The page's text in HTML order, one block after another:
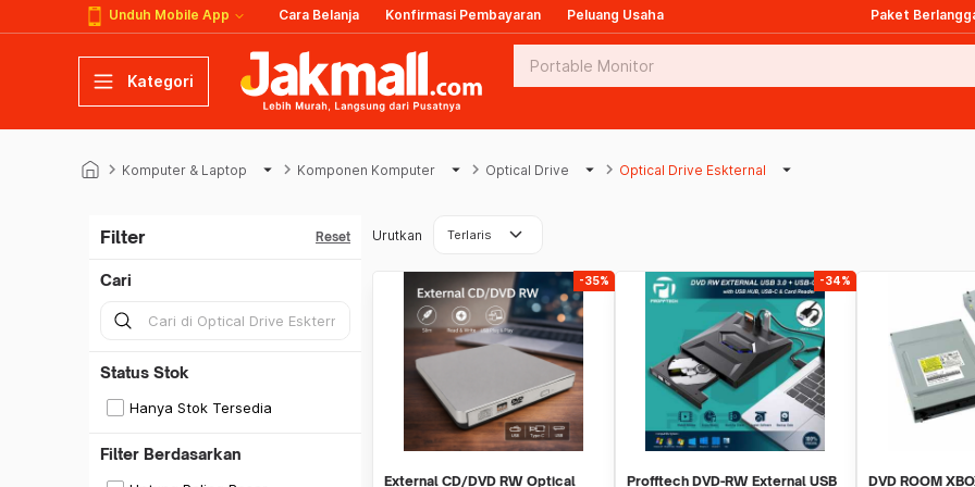
Unduh Mobile App Cara Belanja Konfirmasi Pembayaran Peluang Usaha Paket
Kategori
keyboard_arrow_right Komputer & Laptop arrow_drop_down keyboard_arrow_right Komponen Komputer arrow_drop_down keyboard_arrow_right Optical Drive arrow_drop_down keyboard_arrow_right Optical Drive Eskternal arrow_drop_down
Filter Reset
Cari
Status Stok
Hanya Stok Tersedia
Filter Berdasarkan
Urutkan Terlaris keyboard_arrow_down
-35%
External CD/DVD RW Optical
-34%
Profftech DVD-RW External USB
DVD ROOM